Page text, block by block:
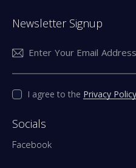
Newsletter Signup
I agree to the Privacy Policy
Socials
Facebook